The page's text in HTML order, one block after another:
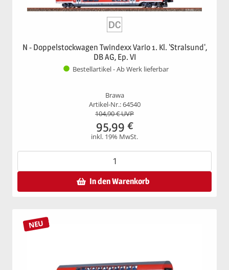
N - Doppelstockwagen Twindexx Vario 1. Kl. 'Stralsund',
DB AG, Ep. VI
Bestellartikel - Ab Werk lieferbar
Brawa
Artikel-Nr.: 64540
104,90€ UVP
95,99 €
inkl. 19% MwSt.
In den Warenkorb
NEU